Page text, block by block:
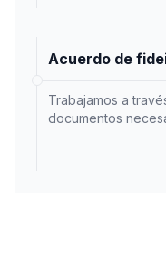
Acuerdo de
Trabajamos a
documentos